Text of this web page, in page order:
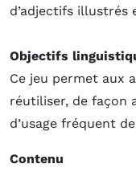
d’adjectifs illustrés
Objectifs
Ce jeu permet aux
réutiliser, de façon
d’usage fréquent
Contenu